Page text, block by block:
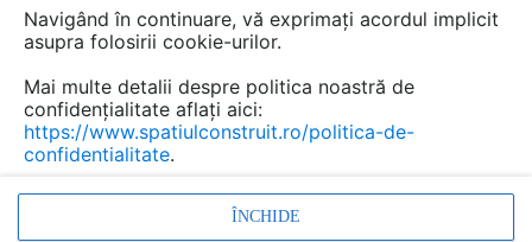
scris deSC decori impex SRL la data 06 Feb 2013, 15:49
3D finisaj silver colouted si
12 buc balamale TECTUS 340 3D acelasi finisaj.
Multumesc,
Maria Frumosu
Navigând în continuare, vă exprimați acordul implicit
asupra folosirii cookie-urilor.
Mai multe detalii despre politica noastră de
confidențialitate aflați aici:
https://www.spatiulconstruit.ro/politica-de-
confidentialitate.
ÎNCHIDE